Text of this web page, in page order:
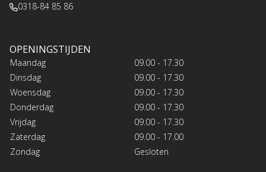
0318-84 85 86
OPENINGSTIJDEN
Maandag
09.00 - 17.30
Dinsdag
09.00 - 17.30
Woensdag
09.00 - 17.30
Donderdag
09.00 - 17.30
Vrijdag
09.00 - 17.30
Zaterdag
09.00 - 17.00
Zondag
Gesloten